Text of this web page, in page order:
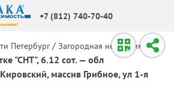
+7 (812) 740-70-40
Петербург / Загородная недвижимость
"СНТ", 6.12 сот. — обл
массив Грибное, ул 1-я